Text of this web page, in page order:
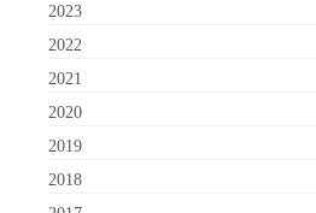
2023
2022
2021
2020
2019
2018